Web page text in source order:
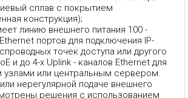
сплав с покрытием
конструкция);
линию внешнего питания 100 -
портов для подключения IP-
точек доступа или другого
и до 4-х Uplink - каналов Ethernet для
узлами или центральным сервером.
нерегулярной подаче внешнего
решения с использованием